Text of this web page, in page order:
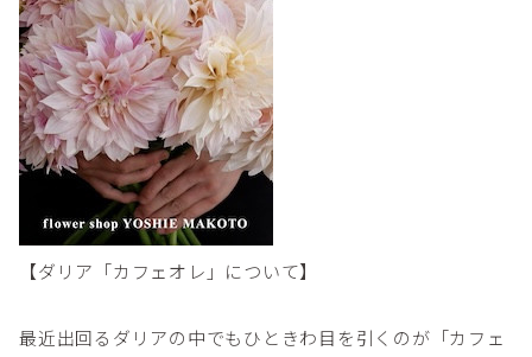
【ダリア「カフェオレ」について】
最近出回るダリアの中でもひときわ目を引くのが「カフェ